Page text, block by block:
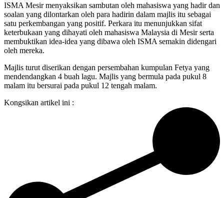
ISMA Mesir menyaksikan sambutan oleh mahasiswa yang hadir dan
soalan yang dilontarkan oleh para hadirin dalam majlis itu sebagai
satu perkembangan yang positif. Perkara itu menunjukkan sifat
keterbukaan yang dihayati oleh mahasiswa Malaysia di Mesir serta
membuktikan idea-idea yang dibawa oleh ISMA semakin didengari
oleh mereka.
Majlis turut diserikan dengan persembahan kumpulan Fetya yang
mendendangkan 4 buah lagu. Majlis yang bermula pada pukul 8
malam itu bersurai pada pukul 12 tengah malam.
Kongsikan artikel ini :